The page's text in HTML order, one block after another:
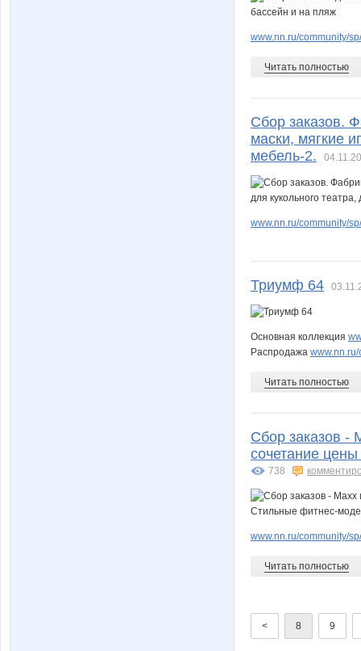
www.nn.ru/community/
Читать полностью
Сбор заказов.
маски, мягкие
мебель-2.
www.nn.ru/community/
Триумф 64
Основная коллекция
Распродажа
Читать полностью
Сбор заказов -
сочетание
738
www.nn.ru/community/
Читать полностью
< 8 9